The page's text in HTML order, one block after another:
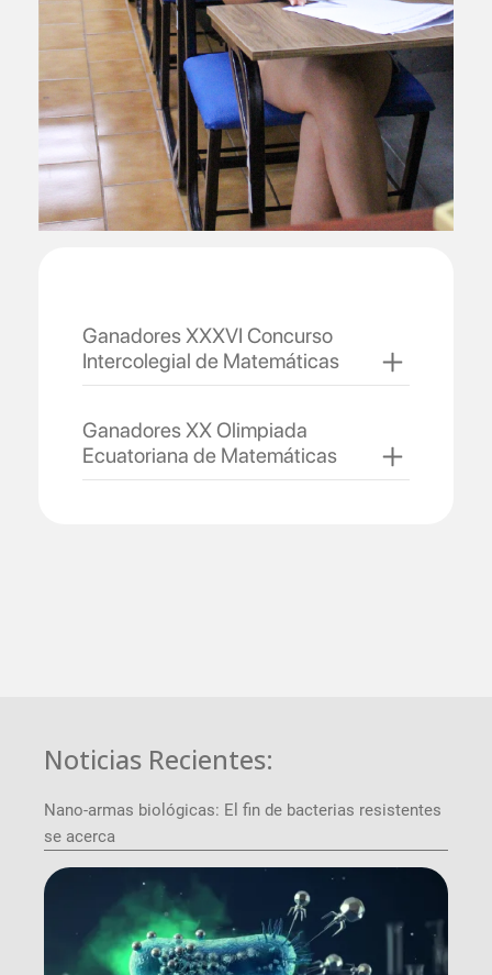
Ganadores XXXVI Concurso
Intercolegial de Matemáticas
Ganadores XX Olimpiada
Ecuatoriana de Matemáticas
Noticias Recientes:
Nano-armas biológicas: El fin de bacterias resistentes
se acerca